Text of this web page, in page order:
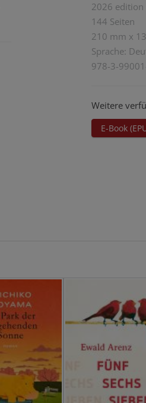
2026 edition
144 Seiten
210 mm x
Sprache:
978-3-
Weitere
E-Book